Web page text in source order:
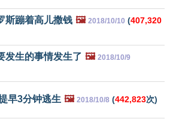
斯蹦着高儿撒钱 🖼️ 2018/10/10 (407,320
发生的事情发生了 🖼️ 2018/10/9
早3分钟逃生 🖼️ 2018/10/8 (442,823次)